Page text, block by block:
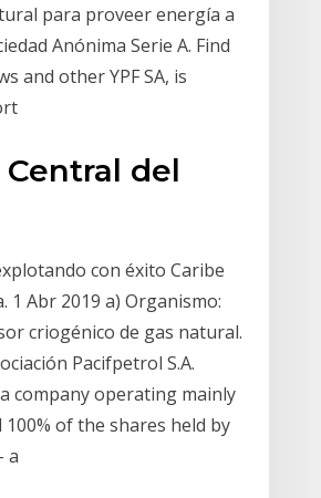
para proveer energía a
Anónima Serie A. Find
and other YPF SA, is
del
con éxito Caribe
1 Abr 2019 a) Organismo:
criogénico de gas natural.
Pacifpetrol S.A.
company operating mainly
of the shares held by
a